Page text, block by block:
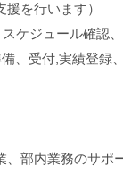
を行います）
ケジュール確認
、受付,実績登録
、部内業務のサポ